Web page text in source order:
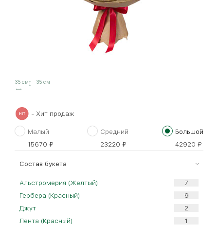
35 см 35 см
- Хит продаж
Малый
15670 ₽
Средний
23220 ₽
Большой
42920 ₽
Cостав букета
Альстромерия (Желтый)
Гербера (Красный)
Джут
Лента (Красный)